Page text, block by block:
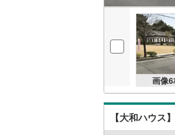
画像6
【大和ハウス